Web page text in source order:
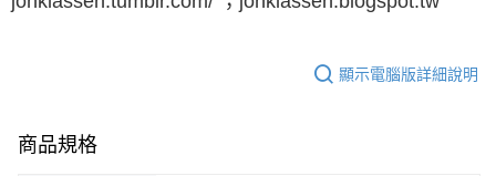
顯示電腦版詳細說明
商品規格